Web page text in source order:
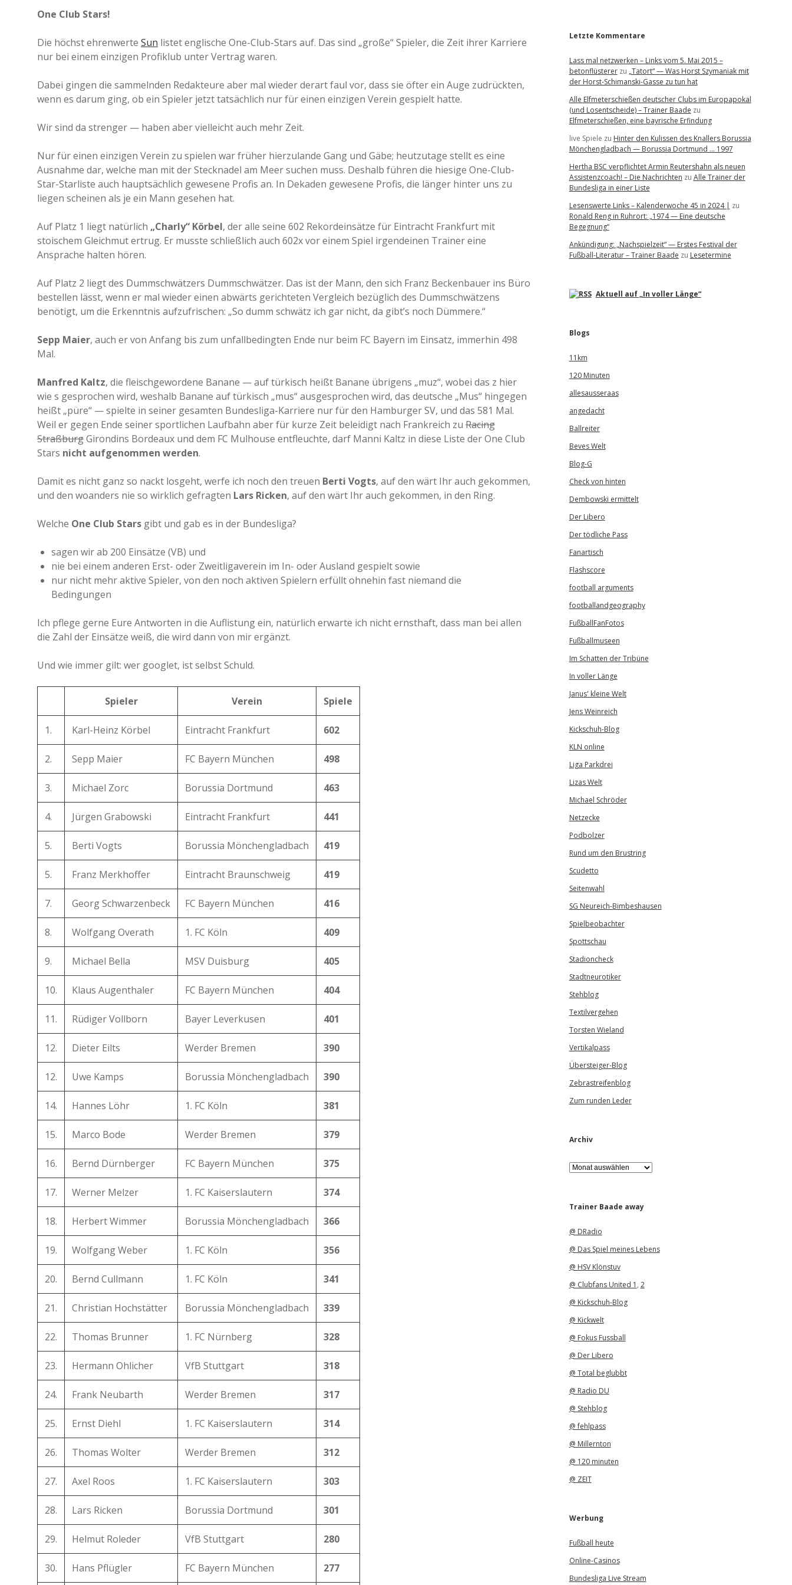
a
d
One Club Stars!
Die höchst ehrenwerte Sun listet englische One-Club-Stars auf. Das sind „große“ Spieler, die Zeit ihrer Karriere
nur bei einem einzigen Profiklub unter Vertrag waren.
Dabei gingen die sammelnden Redakteure aber mal wieder derart faul vor, dass sie öfter ein Auge zudrückten,
wenn es darum ging, ob ein Spieler jetzt tatsächlich nur für einen einzigen Verein gespielt hatte.
Wir sind da strenger — haben aber vielleicht auch mehr Zeit.
Nur für einen einzigen Verein zu spielen war früher hierzulande Gang und Gäbe; heutzutage stellt es eine
Ausnahme dar, welche man mit der Stecknadel am Meer suchen muss. Deshalb führen die hiesige One-Club-
Star-Starliste auch hauptsächlich gewesene Profis an. In Dekaden gewesene Profis, die länger hinter uns zu
liegen scheinen als je ein Mann gesehen hat.
Auf Platz 1 liegt natürlich „Charly“ Körbel, der alle seine 602 Rekordeinsätze für Eintracht Frankfurt mit
stoischem Gleichmut ertrug. Er musste schließlich auch 602x vor einem Spiel irgendeinen Trainer eine
Ansprache halten hören.
Auf Platz 2 liegt des Dummschwätzers Dummschwätzer. Das ist der Mann, den sich Franz Beckenbauer ins Büro
bestellen lässt, wenn er mal wieder einen abwärts gerichteten Vergleich bezüglich des Dummschwätzens
benötigt, um die Erkenntnis aufzufrischen: „So dumm schwätz ich gar nicht, da gibt’s noch Dümmere.“
Sepp Maier, auch er von Anfang bis zum unfallbedingten Ende nur beim FC Bayern im Einsatz, immerhin 498
Mal.
Manfred Kaltz, die fleischgewordene Banane — auf türkisch heißt Banane übrigens „muz“, wobei das z hier
wie s gesprochen wird, weshalb Banane auf türkisch „mus“ ausgesprochen wird, das deutsche „Mus“ hingegen
heißt „püre“ — spielte in seiner gesamten Bundesliga-Karriere nur für den Hamburger SV, und das 581 Mal.
Weil er gegen Ende seiner sportlichen Laufbahn aber für kurze Zeit beleidigt nach Frankreich zu Racing
StraßburgGirondins Bordeaux und dem FC Mulhouse entfleuchte, darf Manni Kaltz in diese Liste der One Club
Stars nicht aufgenommen werden.
Damit es nicht ganz so nackt losgeht, werfe ich noch den treuen Berti Vogts, auf den wärt Ihr auch gekommen,
und den woanders nie so wirklich gefragten Lars Ricken, auf den wärt Ihr auch gekommen, in den Ring.
Welche One Club Stars gibt und gab es in der Bundesliga?
sagen wir ab 200 Einsätze (VB) und
nie bei einem anderen Erst- oder Zweitligaverein im In- oder Ausland gespielt sowie
nur nicht mehr aktive Spieler, von den noch aktiven Spielern erfüllt ohnehin fast niemand die
Bedingungen
Ich pflege gerne Eure Antworten in die Auflistung ein, natürlich erwarte ich nicht ernsthaft, dass man bei allen
die Zahl der Einsätze weiß, die wird dann von mir ergänzt.
Und wie immer gilt: wer googlet, ist selbst Schuld.
Spieler Verein Spiele
1. Karl-Heinz Körbel Eintracht Frankfurt 602
2. Sepp Maier FC Bayern München 498
3. Michael Zorc Borussia Dortmund 463
4. Jürgen Grabowski Eintracht Frankfurt 441
5. Berti Vogts Borussia Mönchengladbach 419
5. Franz Merkhoffer Eintracht Braunschweig 419
7. Georg Schwarzenbeck FC Bayern München 416
8. Wolfgang Overath 1. FC Köln 409
9. Michael Bella MSV Duisburg 405
10. Klaus Augenthaler FC Bayern München 404
11. Rüdiger Vollborn Bayer Leverkusen 401
12. Dieter Eilts Werder Bremen 390
12. Uwe Kamps Borussia Mönchengladbach 390
14. Hannes Löhr 1. FC Köln 381
15. Marco Bode Werder Bremen 379
16. Bernd Dürnberger FC Bayern München 375
17. Werner Melzer 1. FC Kaiserslautern 374
18. Herbert Wimmer Borussia Mönchengladbach 366
19. Wolfgang Weber 1. FC Köln 356
20. Bernd Cullmann 1. FC Köln 341
21. Christian Hochstätter Borussia Mönchengladbach 339
22. Thomas Brunner 1. FC Nürnberg 328
23. Hermann Ohlicher VfB Stuttgart 318
24. Frank Neubarth Werder Bremen 317
25. Ernst Diehl 1. FC Kaiserslautern 314
26. Thomas Wolter Werder Bremen 312
27. Axel Roos 1. FC Kaiserslautern 303
28. Lars Ricken Borussia Dortmund 301
29. Helmut Roleder VfB Stuttgart 280
30. Hans Pflügler FC Bayern München 277
Letzte Kommentare
Lass mal netzwerken – Links vom 5. Mai 2015 –
betonflüstererzu „Tatort“ — Was Horst Szymaniak mit
der Horst-Schimanski-Gasse zu tun hat
Alle Elfmeterschießen deutscher Clubs im Europapokal
(und Losentscheide) – Trainer Baade zu
Elfmeterschießen, eine bayrische Erfindung
live Spiele zu Hinter den Kulissen des Knallers Borussia
Mönchengladbach — Borussia Dortmund … 1997
Hertha BSC verpflichtet Armin Reutershahn als neuen
Assistenzcoach! – Die Nachrichten zu Alle Trainer der
Bundesliga in einer Liste
Lesenswerte Links – Kalenderwoche 45 in 2024 | zu
Ronald Reng in Ruhrort: „1974 — Eine deutsche
Begegnung“
Ankündigung: „Nachspielzeit“ — Erstes Festival der
Fußball-Literatur – Trainer Baade zu Lesetermine
Aktuell auf „In voller Länge“
Blogs
11km
120 Minuten
allesausseraas
angedacht
Ballreiter
Beves Welt
Blog-G
Check von hinten
Dembowski ermittelt
Der Libero
Der tödliche Pass
Fanartisch
Flashscore
football arguments
footballandgeography
FußballFanFotos
Fußballmuseen
Im Schatten der Tribüne
In voller Länge
Janus' kleine Welt
Jens Weinreich
Kickschuh-Blog
KLN online
Liga Parkdrei
Lizas Welt
Michael Schröder
Netzecke
Podbolzer
Rund um den Brustring
Scudetto
Seitenwahl
SG Neureich-Bimbeshausen
Spielbeobachter
Spottschau
Stadioncheck
Stadtneurotiker
Stehblog
Textilvergehen
Torsten Wieland
Vertikalpass
Übersteiger-Blog
Zebrastreifenblog
Zum runden Leder
Archiv
A
r
iTrainer Baade away
@ DRadio
@ Das Spiel meines Lebens
@ HSV Klönstuv
@ Clubfans United 1 , 2
@ Kickschuh-Blog
@ Kickwelt
@ Fokus Fussball
@ Der Libero
@ Total beglubbt
@ Radio DU
@ Stehblog
@ fehlpass
@ Millernton
@ 120 minuten
@ ZEIT
Werbung
Fußball heute
Online-Casinos
Bundesliga Live Stream